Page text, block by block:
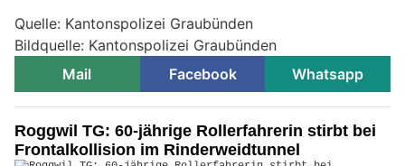
Quelle: Kantonspolizei Graubünden
Bildquelle: Kantonspolizei Graubünden
Mail
Facebook Whatsapp
Roggwil TG: 60-jährige Rollerfahrerin stirbt bei
Frontalkollision im Rinderweidtunnel